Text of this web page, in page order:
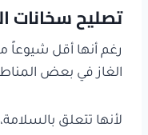
تصليح سخانات
رغم أنها أقل شيوعاً
الغاز في بعض
لأنها تتعلق